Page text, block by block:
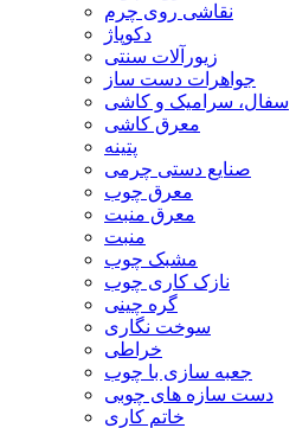
نقاشی روی چرم
دکوپاژ
زیورآلات سنتی
جواهرات دست ساز
سفال، سرامیک و کاشی
معرق کاشی
پتینه
صنایع دستی چرمی
معرق چوب
معرق منبت
منبت
مشبک چوب
نازک کاری چوب
گره چینی
سوخت نگاری
خراطی
جعبه سازی با چوب
دست سازه های چوبی
خاتم کاری